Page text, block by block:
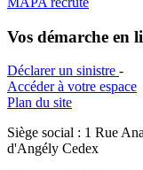
Vos démarche en
Déclarer un sinistre -
Accéder à votre espace
Plan du site
Siège social : 1 Rue
d'Angély Cedex